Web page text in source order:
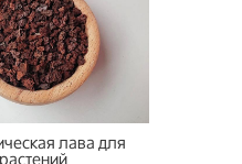
лава для